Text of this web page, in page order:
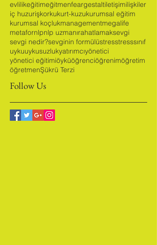
alfa beyin dalgasıalfa uykusuanksiyete
anxietyanxiyetebeyin dalgalarıbusiness
evlilikeğitimeğitmenfeargestaltiletişimilişkiler
iç huzurişkorkukurt-kuzukurumsal eğitim
kurumsal koçlukmanagementmegalife
metafornlpnlp uzmanırahatlamak
sevgi nedir?sevginin formülüstresstresssınıf
uykuuykusuzluk yatırımcı
öğretmenŞükrü Terzi
Follow Us